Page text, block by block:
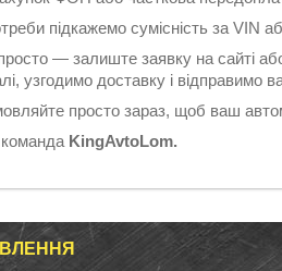
підкажемо сумісність за VIN
— залиште заявку на сайті
узгодимо доставку і
просто зараз, щоб ваш
KingAvtoLom.